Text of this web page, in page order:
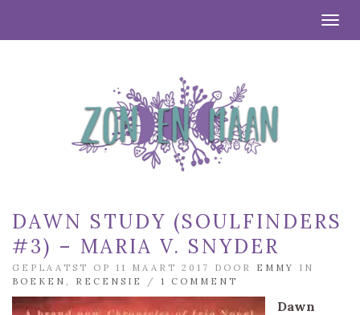
DAWN STUDY (SOULFINDERS
#3) – MARIA V. SNYDER
GEPLAATST OP 11 MAART 2017 DOOR EMMY
IN
BOEKEN
RECENSIE / 1 COMMENT
Dawn